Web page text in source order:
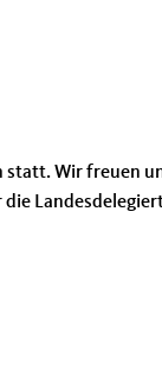
Wir freuen